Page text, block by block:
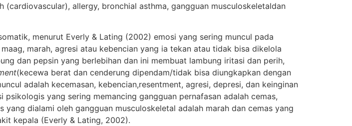
allergy, bronchial asthma, gangguan musculoskeletaldan
menurut Everly & Lating (2002) emosi yang sering muncul pada
marah, agresi atau kebencian yang ia tekan atau tidak bisa dikelola
dan pepsin yang berlebihan dan ini membuat lambung iritasi dan perih,
(kecewa berat dan cenderung dipendam/tidak bisa diungkapkan dengan
adalah kecemasan, kebencian,resentment, agresi, depresi, dan keinginan
psikologis yang sering memancing gangguan pernafasan adalah cemas,
dialami oleh gangguan musculoskeletal adalah marah dan cemas yang
kepala (Everly & Lating, 2002).